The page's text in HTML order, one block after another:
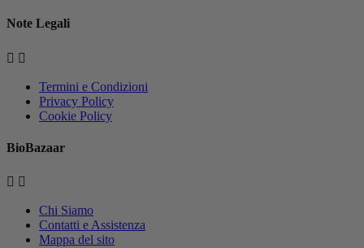
Note Legali
 
Termini e Condizioni
Privacy Policy
Cookie Policy
BioBazaar
 
Chi Siamo
Contatti e Assistenza
Mappa del sito